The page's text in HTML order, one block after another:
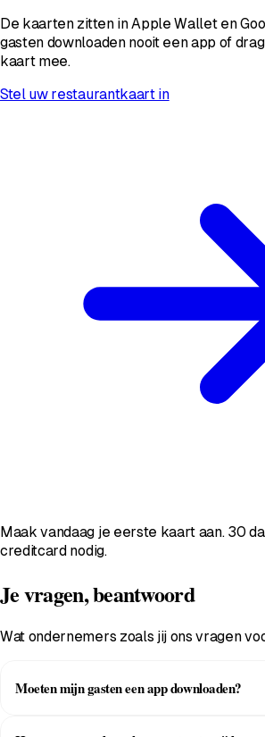
De kaarten zitten in Apple Wallet en
gasten downloaden nooit een app of
kaart mee.
Stel uw restaurantkaart in
Maak vandaag je eerste kaart aan. 30
creditcard nodig.
Je vragen, beantwoord
Wat ondernemers zoals jij ons vragen
Moeten mijn gasten een app downloaden?